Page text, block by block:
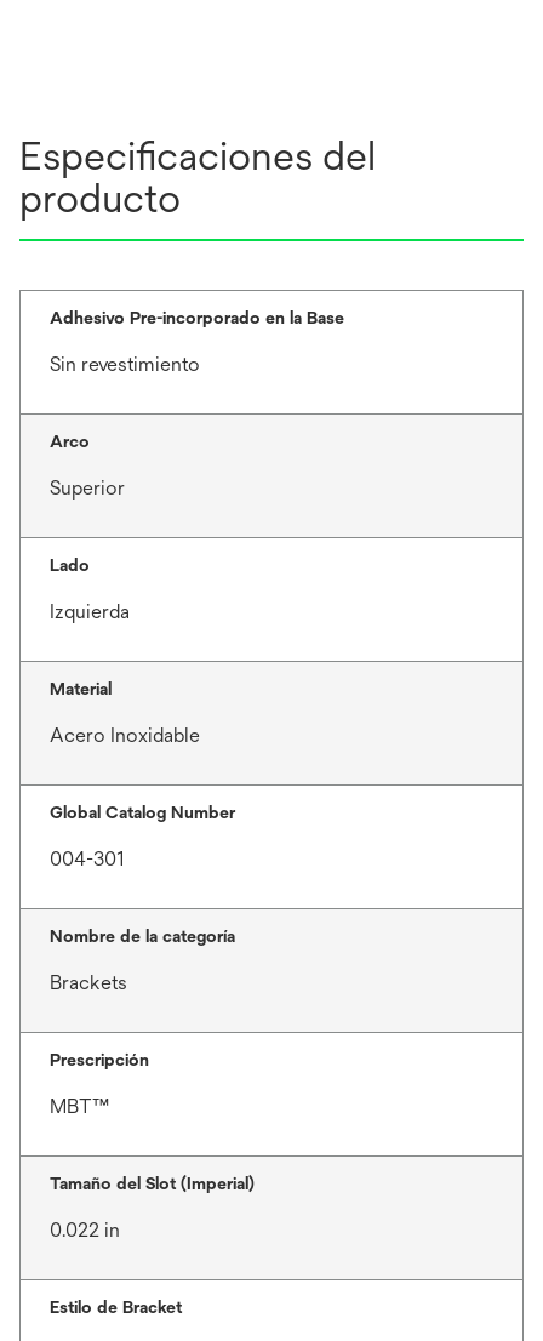
Especificaciones del
producto
Adhesivo Pre-incorporado en la Base
Sin revestimiento
Arco
Superior
Lado
Izquierda
Material
Acero Inoxidable
Global Catalog Number
004-301
Nombre de la categoría
Brackets
Prescripción
MBT™
Tamaño del Slot (Imperial)
0.022 in
Estilo de Bracket